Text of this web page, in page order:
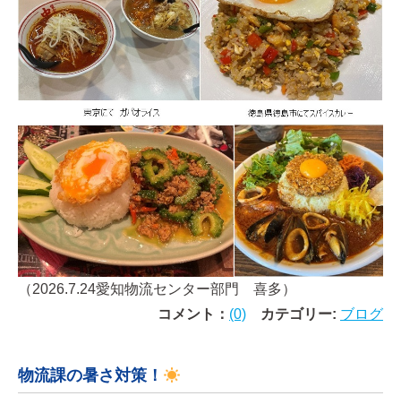
（2026.7.24愛知物流センター部門 喜多）
コメント： (0) カテゴリー: ブログ
物流課の暑さ対策！